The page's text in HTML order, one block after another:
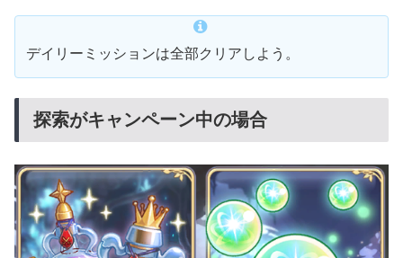
デイリーミッションは全部クリアしよう。
探索がキャンペーン中の場合